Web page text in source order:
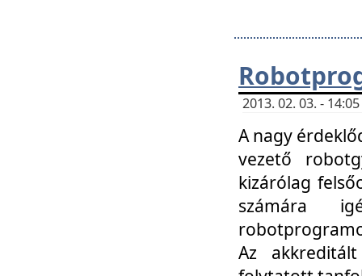
2013. 02. 03. -
A nagy
vezető
kizárólag
számára
Az